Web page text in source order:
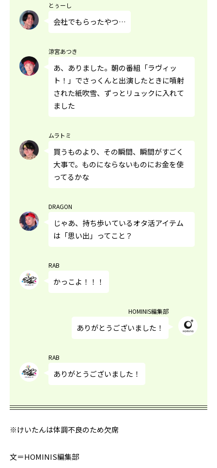
とぅーし
会社でもらったやつ…
涼宮あつき
あ、ありました。朝の番組「ラヴィッ
ト！」でさっくんと出演したときに噴射
された紙吹雪、ずっとリュックに入れて
ました
ムラトミ
買うものより、その瞬間、瞬間がすごく
大事で。ものにならないものにお金を使
ってるかな
DRAGON
じゃあ、持ち歩いているオタ活アイテム
は「思い出」ってこと？
RAB
かっこよ！！！
HOMINIS編集部
ありがとうございました！
RAB
ありがとうございました！
※けいたんは体調不良のため欠席
文＝HOMINIS編集部